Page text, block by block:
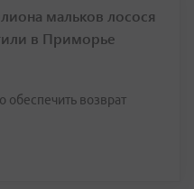
мальков лосося
в Приморье
обеспечить возврат